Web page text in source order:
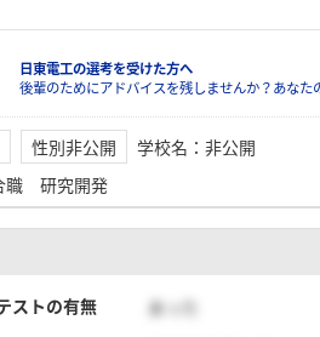
動画で知ろう！業界・企
日東電工の選考を受けた方へ
後輩のためにアドバイスを残しませんか？あな
性別非公開 学校名 ： 非公開
職 研究開発
ストの有無
あった